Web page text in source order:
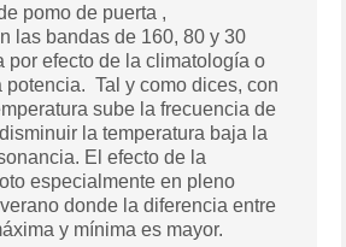
pomo de puerta ,
las bandas de 160, 80 y 30
por efecto de la climatología o
potencia. Tal y como dices, con
sube la frecuencia de
la temperatura baja la
El efecto de la
especialmente en pleno
donde la diferencia entre
y mínima es mayor.